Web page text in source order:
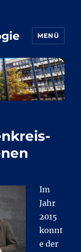
MENÜ
Im
Jahr
2015
konnt
e der